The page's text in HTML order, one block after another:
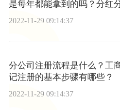
是每年都能拿到的吗？分红
哪两种？
2022-11-29 09:14:37
分公司注册流程是什么？工
记注册的基本步骤有哪些？
2022-11-29 09:14:37